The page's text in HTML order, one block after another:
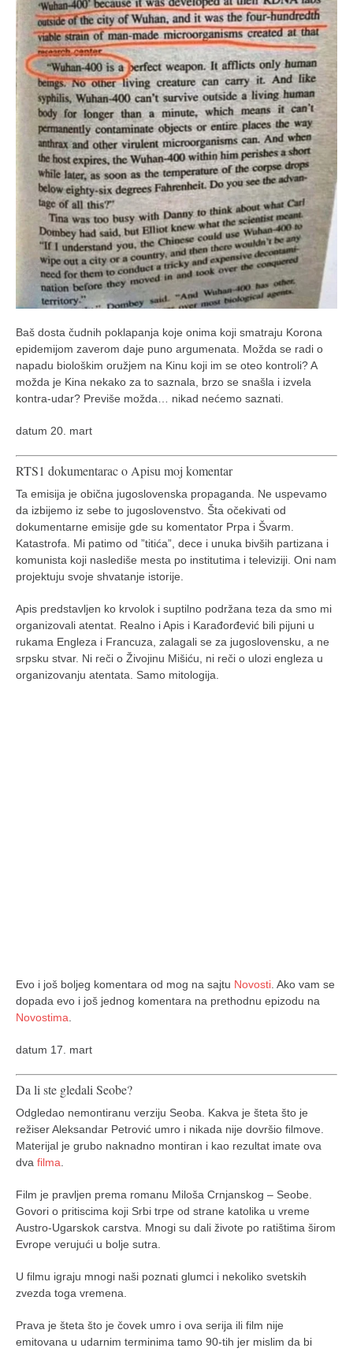
Baš dosta čudnih poklapanja koje onima koji smatraju Korona
epidemijom zaverom daje puno argumenata. Možda se radi o
napadu biološkim oružjem na Kinu koji im se oteo kontroli? A
možda je Kina nekako za to saznala, brzo se snašla i izvela
kontra-udar? Previše možda… nikad nećemo saznati.
datum 20. mart
RTS1 dokumentarac o Apisu moj komentar
Ta emisija je obična jugoslovenska propaganda. Ne uspevamo
da izbijemo iz sebe to jugoslovenstvo. Šta očekivati od
dokumentarne emisije gde su komentator Prpa i Švarm.
Katastrofa. Mi patimo od ”titića”, dece i unuka bivših partizana i
komunista koji naslediše mesta po institutima i televiziji. Oni nam
projektuju svoje shvatanje istorije.
Apis predstavljen ko krvolok i suptilno podržana teza da smo mi
organizovali atentat. Realno i Apis i Karađorđević bili pijuni u
rukama Engleza i Francuza, zalagali se za jugoslovensku, a ne
srpsku stvar. Ni reči o Živojinu Mišiću, ni reči o ulozi engleza u
organizovanju atentata. Samo mitologija.
Evo i još boljeg komentara od mog na sajtu Novosti . Ako vam se
dopada evo i još jednog komentara na prethodnu epizodu na
Novostima
datum 17. mart
Da li ste gledali Seobe?
Odgledao nemontiranu verziju Seoba. Kakva je šteta što je
režiser Aleksandar Petrović umro i nikada nije dovršio filmove.
Materijal je grubo naknadno montiran i kao rezultat imate ova
dva filma
Film je pravljen prema romanu Miloša Crnjanskog – Seobe.
Govori o pritiscima koji Srbi trpe od strane katolika u vreme
Austro-Ugarskok carstva. Mnogi su dali živote po ratištima širom
Evrope verujući u bolje sutra.
U filmu igraju mnogi naši poznati glumci i nekoliko svetskih
zvezda toga vremena.
Prava je šteta što je čovek umro i ova serija ili film nije
emitovana u udarnim terminima tamo 90-tih jer mislim da bi